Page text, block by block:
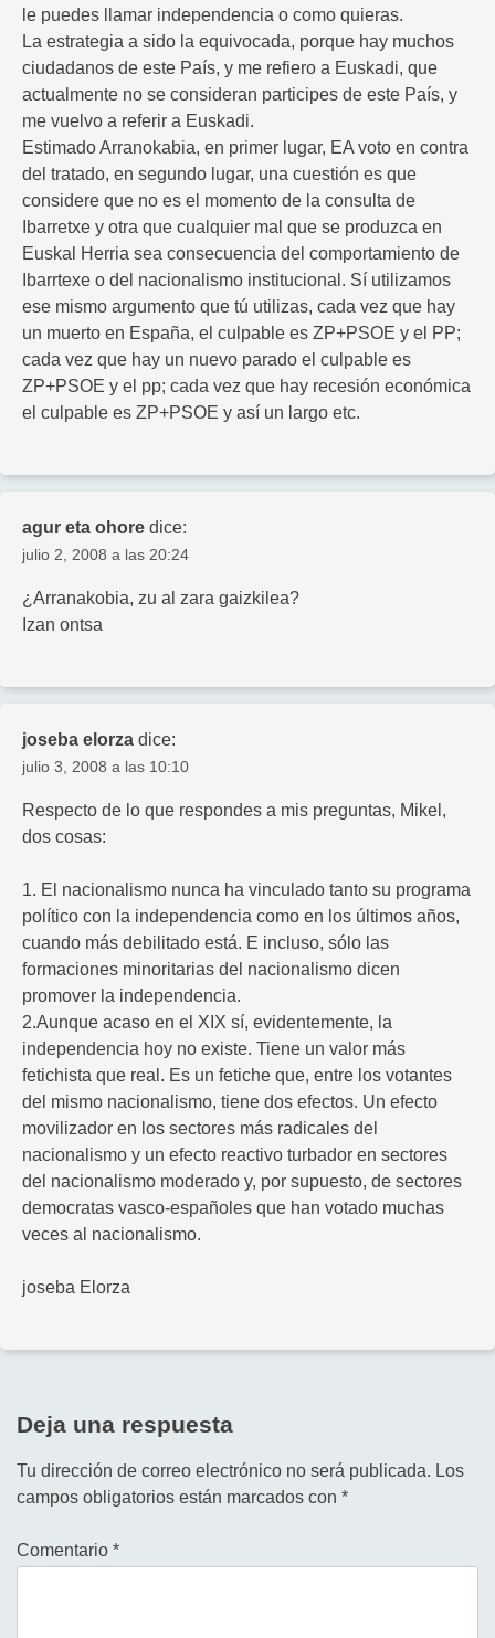
le puedes llamar independencia o como quieras.
La estrategia a sido la equivocada, porque hay muchos
ciudadanos de este País, y me refiero a Euskadi, que
actualmente no se consideran participes de este País, y
me vuelvo a referir a Euskadi.
Estimado Arranokabia, en primer lugar, EA voto en contra
del tratado, en segundo lugar, una cuestión es que
considere que no es el momento de la consulta de
Ibarretxe y otra que cualquier mal que se produzca en
Euskal Herria sea consecuencia del comportamiento de
Ibarrtexe o del nacionalismo institucional. Sí utilizamos
ese mismo argumento que tú utilizas, cada vez que hay
un muerto en España, el culpable es ZP+PSOE y el PP;
cada vez que hay un nuevo parado el culpable es
ZP+PSOE y el pp; cada vez que hay recesión económica
el culpable es ZP+PSOE y así un largo etc.
agur eta ohore dice:
julio 2, 2008 a las 20:24
¿Arranakobia, zu al zara gaizkilea?
Izan ontsa
joseba elorza dice:
julio 3, 2008 a las 10:10
Respecto de lo que respondes a mis preguntas, Mikel,
dos cosas:
1. El nacionalismo nunca ha vinculado tanto su programa
político con la independencia como en los últimos años,
cuando más debilitado está. E incluso, sólo las
formaciones minoritarias del nacionalismo dicen
promover la independencia.
2.Aunque acaso en el XIX sí, evidentemente, la
independencia hoy no existe. Tiene un valor más
fetichista que real. Es un fetiche que, entre los votantes
del mismo nacionalismo, tiene dos efectos. Un efecto
movilizador en los sectores más radicales del
nacionalismo y un efecto reactivo turbador en sectores
del nacionalismo moderado y, por supuesto, de sectores
democratas vasco-españoles que han votado muchas
veces al nacionalismo.
joseba Elorza
Deja una respuesta
Tu dirección de correo electrónico no será publicada. Los
campos obligatorios están marcados con *
Comentario *